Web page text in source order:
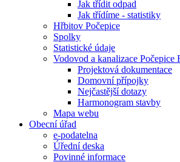
Jak třídit odpad
Jak třídíme - statistiky
Hřbitov Počepice
Spolky
Statistické údaje
Vodovod a kanalizace Počepice
Projektová dokumentace
Domovní přípojky
Nejčastější dotazy
Harmonogram stavby
Mapa webu
Obecní úřad
e-podatelna
Úřední deska
Povinné informace